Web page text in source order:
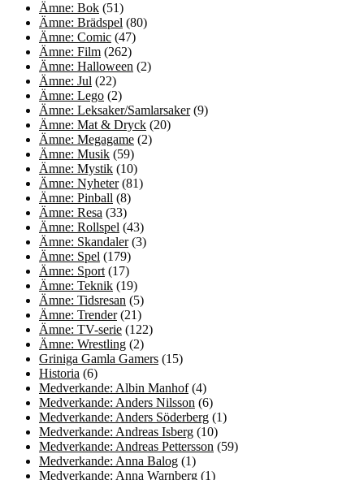
Ämne: Bok (51)
Ämne: Brädspel (80)
Ämne: Comic (47)
Ämne: Film (262)
Ämne: Halloween (2)
Ämne: Jul (22)
Ämne: Lego (2)
Ämne: Leksaker/Samlarsaker(9)
Ämne: Mat & Dryck (20)
Ämne: Megagame (2)
Ämne: Musik (59)
Ämne: Mystik (10)
Ämne: Nyheter(81)
Ämne: Pinball (8)
Ämne: Resa (33)
Ämne: Rollspel (43)
Ämne: Skandaler(3)
Ämne: Spel (179)
Ämne: Sport (17)
Ämne: Teknik (19)
Ämne: Tidsresan (5)
Ämne: Trender(21)
Ämne: TV-serie (122)
Ämne: Wrestling (2)
Griniga Gamla Gamers (15)
Historia (6)
Medverkande: Albin Manhof(4)
Medverkande: Anders Nilsson (6)
Medverkande: Anders Söderberg (1)
Medverkande: Andreas Isberg (10)
Medverkande: Andreas Pettersson (59)
Medverkande: Anna Balog (1)
Medverkande: Anna Warnberg (1)